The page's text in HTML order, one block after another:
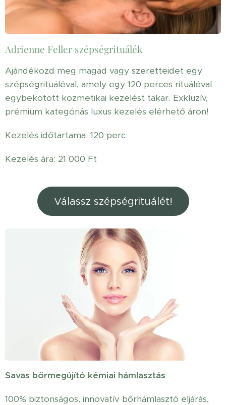
Adrienne Feller szépségrituálék
Ajándékozd meg magad vagy szeretteidet egy
szépségrituáléval, amely egy 120 perces rituáléval
egybekötött kozmetikai kezelést takar. Exkluzív,
prémium kategóriás luxus kezelés elérhető áron!
Kezelés időtartama: 120 perc
Kezelés ára: 21 000 Ft
Válassz szépségrituálét!
Savas bőrmegújító kémiai hámlasztás
100% biztonságos, innovatív bőrhámlasztó eljárás,